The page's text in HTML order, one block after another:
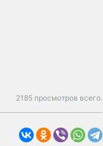
2185 просмотров всего.